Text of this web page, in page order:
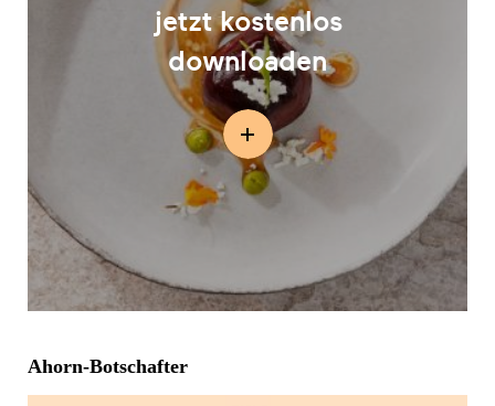
jetzt kostenlos
downloaden
Ahorn-Botschafter